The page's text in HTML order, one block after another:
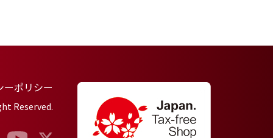
ーポリシー
Reserved.